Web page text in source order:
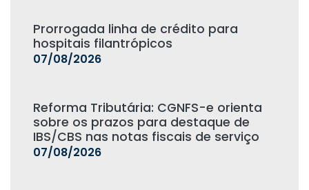
Prorrogada linha de crédito para
hospitais filantrópicos
07/08/2026
Reforma Tributária: CGNFS-e orienta
sobre os prazos para destaque de
IBS/CBS nas notas fiscais de serviço
07/08/2026